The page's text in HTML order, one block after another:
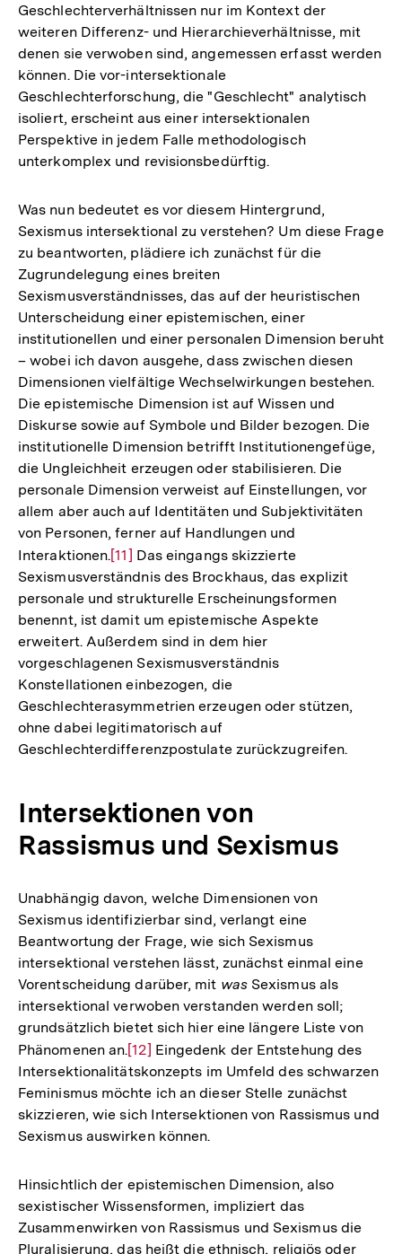
Geschlechterverhältnissen nur im Kontext der
weiteren Differenz- und Hierarchieverhältnisse, mit
denen sie verwoben sind, angemessen erfasst werden
können. Die vor-intersektionale
Geschlechterforschung, die "Geschlecht" analytisch
isoliert, erscheint aus einer intersektionalen
Perspektive in jedem Falle methodologisch
unterkomplex und revisionsbedürftig.
Was nun bedeutet es vor diesem Hintergrund,
Sexismus intersektional zu verstehen? Um diese Frage
zu beantworten, plädiere ich zunächst für die
Zugrundelegung eines breiten
Sexismusverständnisses, das auf der heuristischen
Unterscheidung einer epistemischen, einer
institutionellen und einer personalen Dimension beruht
– wobei ich davon ausgehe, dass zwischen diesen
Dimensionen vielfältige Wechselwirkungen bestehen.
Die epistemische Dimension ist auf Wissen und
Diskurse sowie auf Symbole und Bilder bezogen. Die
institutionelle Dimension betrifft Institutionengefüge,
die Ungleichheit erzeugen oder stabilisieren. Die
personale Dimension verweist auf Einstellungen, vor
allem aber auch auf Identitäten und Subjektivitäten
von Personen, ferner auf Handlungen und
Interaktionen.Zur
Auflösung
der
Fußnote
[11] Das eingangs skizzierte
Sexismusverständnis des Brockhaus, das explizit
personale und strukturelle Erscheinungsformen
benennt, ist damit um epistemische Aspekte
erweitert. Außerdem sind in dem hier
vorgeschlagenen Sexismusverständnis
Konstellationen einbezogen, die
Geschlechterasymmetrien erzeugen oder stützen,
ohne dabei legitimatorisch auf
Geschlechterdifferenzpostulate zurückzugreifen.
Intersektionen von
Rassismus und Sexismus
Unabhängig davon, welche Dimensionen von
Sexismus identifizierbar sind, verlangt eine
Beantwortung der Frage, wie sich Sexismus
intersektional verstehen lässt, zunächst einmal eine
Vorentscheidung darüber, mit wasSexismus als
intersektional verwoben verstanden werden soll;
grundsätzlich bietet sich hier eine längere Liste von
Phänomenen an.Zur
Auflösung
der
Fußnote
[12] Eingedenk der Entstehung des
Intersektionalitätskonzepts im Umfeld des schwarzen
Feminismus möchte ich an dieser Stelle zunächst
skizzieren, wie sich Intersektionen von Rassismus und
Sexismus auswirken können.
Hinsichtlich der epistemischen Dimension, also
sexistischer Wissensformen, impliziert das
Zusammenwirken von Rassismus und Sexismus die
Pluralisierung, das heißt die ethnisch, religiös oder